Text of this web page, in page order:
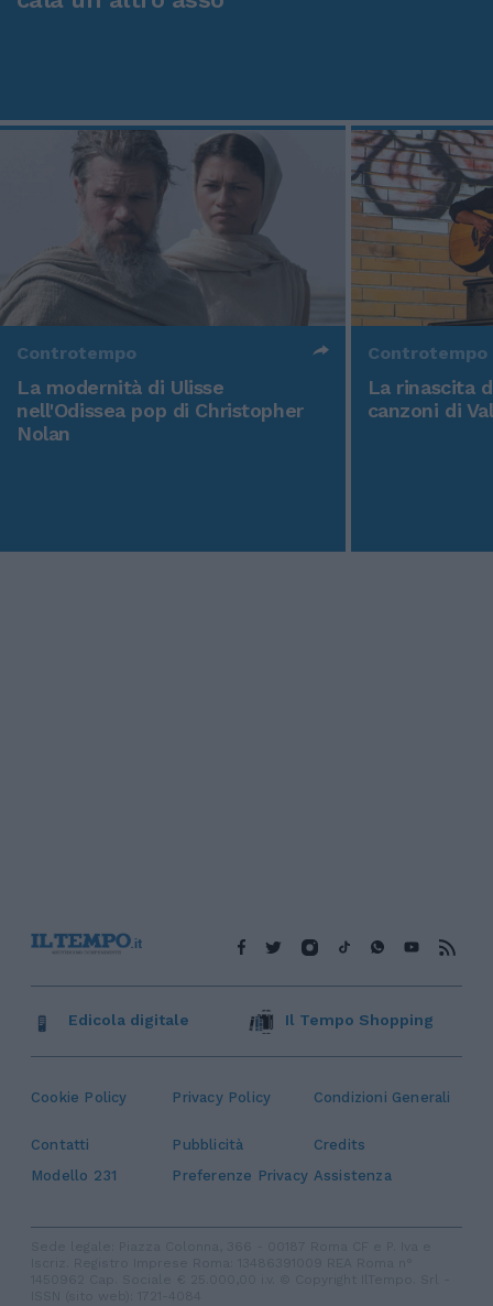
Controtempo
La modernità di Ulisse
nell'Odissea pop di Christopher
Nolan
Controtempo
La rinascita
canzoni di
Cookie Policy Privacy Policy Condizioni Generali
Contatti Pubblicità
Credits
Modello 231
Preferenze Privacy Assistenza
Edicola digitale Il Tempo Shopping